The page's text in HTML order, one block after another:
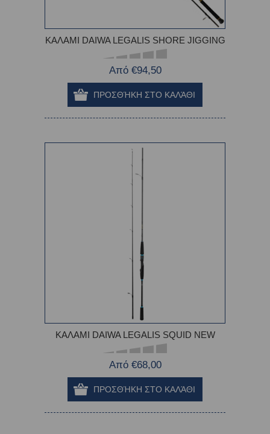
ΚΑΛΑΜΙ DAIWA LEGALIS SHORE JIGGING
Από €94,50
ΚΑΛΑΜΙ DAIWA LEGALIS SQUID NEW
Από €68,00